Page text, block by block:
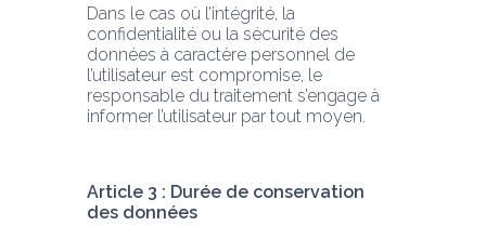
Dans le cas où l’intégrité, la
confidentialité ou la sécurité des
données à caractère personnel de
l’utilisateur est compromise, le
responsable du traitement s’engage à
informer l’utilisateur par tout moyen.
Article 3 : Durée de conservation
des données